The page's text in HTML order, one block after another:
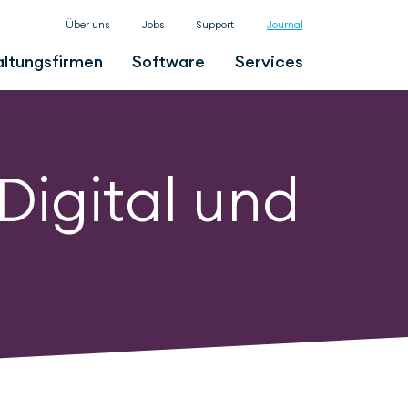
Über uns Jobs Support Journal
Software Services
und